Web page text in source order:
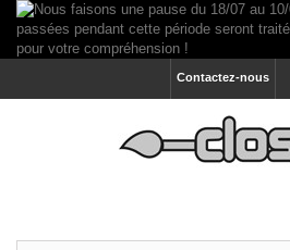
Contactez-nous